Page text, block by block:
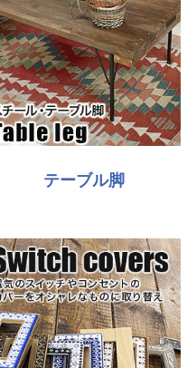
テーブル脚